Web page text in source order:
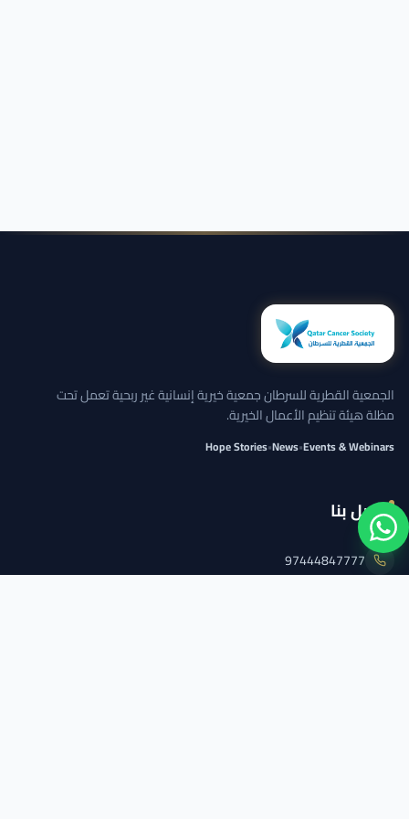
الجمعية القطرية للسرطان جمعية خيرية إنسانية غير ربحية تعمل تحت
مظلة هيئة تنظيم الأعمال الخيرية.
Events & Webinars
•
News
•
Hope Stories
اتصل بنا
97444847777